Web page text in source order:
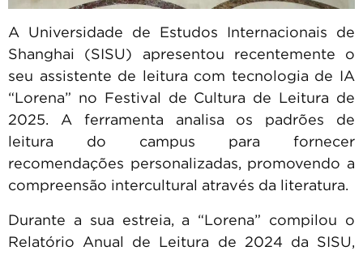
A Universidade de Estudos Internacionais de
Shanghai (SISU) apresentou recentemente o
seu assistente de leitura com tecnologia de IA
“Lorena” no Festival de Cultura de Leitura de
2025. A ferramenta analisa os padrões de
leitura do campus para fornecer
recomendações personalizadas, promovendo a
compreensão intercultural através da literatura.
Durante a sua estreia, a “Lorena” compilou o
Relatório Anual de Leitura de 2024 da SISU,